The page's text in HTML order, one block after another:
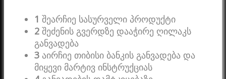
1 შეარჩიე სასურველი პროდუქტი
2 შეძენის გვერდზე დააჭირე ღილაკს
განვადება
3 აირჩიე თიბისი ბანკის განვადება და
მიყევი მარტივ ინსტრუქციას